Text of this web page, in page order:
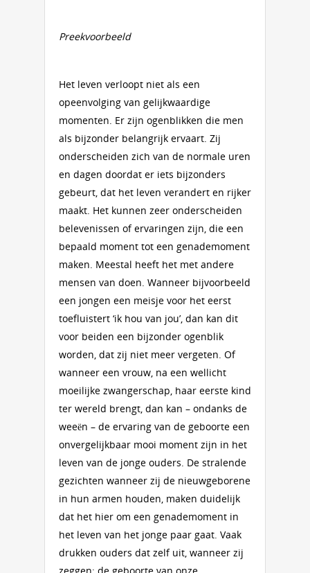
Preekvoorbeeld
Het leven verloopt niet als een
opeenvolging van gelijkwaardige
momenten. Er zijn ogenblikken die men
als bijzonder belangrijk ervaart. Zij
onderscheiden zich van de normale uren
en dagen doordat er iets bijzonders
gebeurt, dat het leven verandert en rijker
maakt. Het kunnen zeer onderscheiden
belevenissen of ervaringen zijn, die een
bepaald moment tot een genademoment
maken. Meestal heeft het met andere
mensen van doen. Wanneer bijvoorbeeld
een jongen een meisje voor het eerst
toefluistert ‘ik hou van jou’, dan kan dit
voor beiden een bijzonder ogenblik
worden, dat zij niet meer vergeten. Of
wanneer een vrouw, na een wellicht
moeilijke zwangerschap, haar eerste kind
ter wereld brengt, dan kan – ondanks de
weeën – de ervaring van de geboorte een
onvergelijkbaar mooi moment zijn in het
leven van de jonge ouders. De stralende
gezichten wanneer zij de nieuwgeborene
in hun armen houden, maken duidelijk
dat het hier om een genademoment in
het leven van het jonge paar gaat. Vaak
drukken ouders dat zelf uit, wanneer zij